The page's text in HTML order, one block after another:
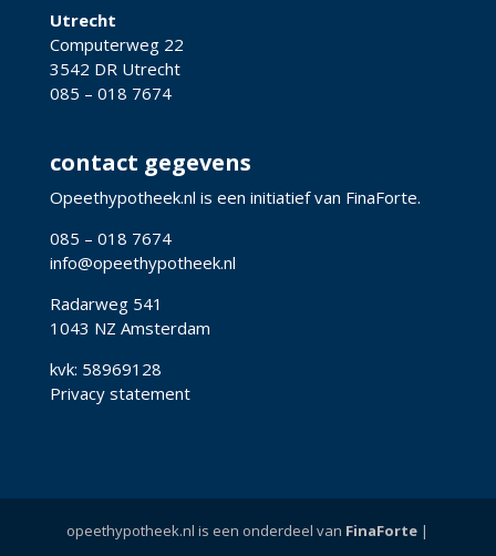
Utrecht
Computerweg 22
3542 DR Utrecht
085 – 018 7674
contact gegevens
Opeethypotheek.nl is een initiatief van FinaForte.
085 – 018 7674
info@opeethypotheek.nl
Radarweg 541
1043 NZ Amsterdam
kvk: 58969128
Privacy statement
opeethypotheek.nl is een onderdeel van FinaForte |